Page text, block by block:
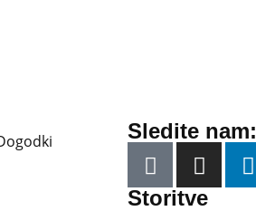
Sledite nam:
Storitve